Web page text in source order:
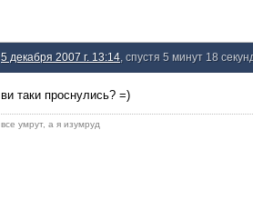
5 декабря 2007 г. 13:14 , спустя 5 минут 18
ви таки проснулись? =)
все умрут, а я изумруд